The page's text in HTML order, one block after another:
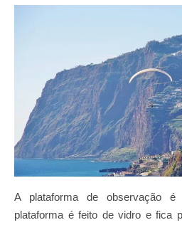
A plataforma de observação
plataforma é feito de vidro e fica